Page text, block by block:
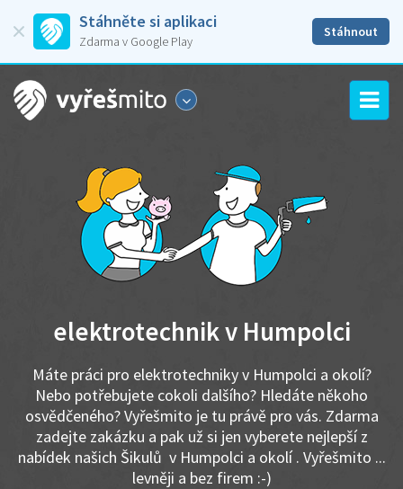
Stáhněte si aplikaci
Zdarma v Google Play
Stáhnout
elektrotechnik v Humpolci
Máte práci pro elektrotechniky v Humpolci a okolí?
Nebo potřebujete cokoli dalšího? Hledáte někoho
osvědčeného? Vyřešmito je tu právě pro vás. Zdarma
zadejte zakázku a pak už si jen vyberete nejlepší z
nabídek našich Šikulů v Humpolci a okolí . Vyřešmito ...
levněji a bez firem :-)